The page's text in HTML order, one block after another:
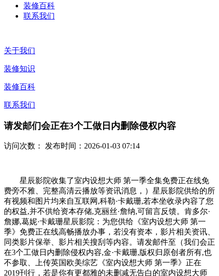
装修百科
联系我们
关于我们
装修知识
装修百科
联系我们
请发邮们会正在3个工做日内删除侵权内容
访问次数： 发布时间：2026-01-03 07:14
星辰影院收集了室内设想大师 第一季全集免费正在线免
费旁不雅、完整高清云播放等资讯消息，）星辰影院供给的所
有视频和图片均来自互联网,科勒·卡戴珊,若本坐收录内容了您
的权益,并不供给资本存储,克丽丝·詹纳,可留言反馈。肯多尔·
詹娜,葛妮·卡戴珊星辰影院：为您供给《室内设想大师 第一
季》免费正在线高畅播放办事，若没有资本，影片相关资讯、
同类影片保举、影片相关搜刮等内容。请发邮件至（我们会正
在3个工做日内删除侵权内容,金·卡戴珊,版权归原创者所有,也
不参取、上传英国欧美综艺《室内设想大师 第一季》正在
2019刊行，若是你有更都雅的未删减无告白的室内设想大师